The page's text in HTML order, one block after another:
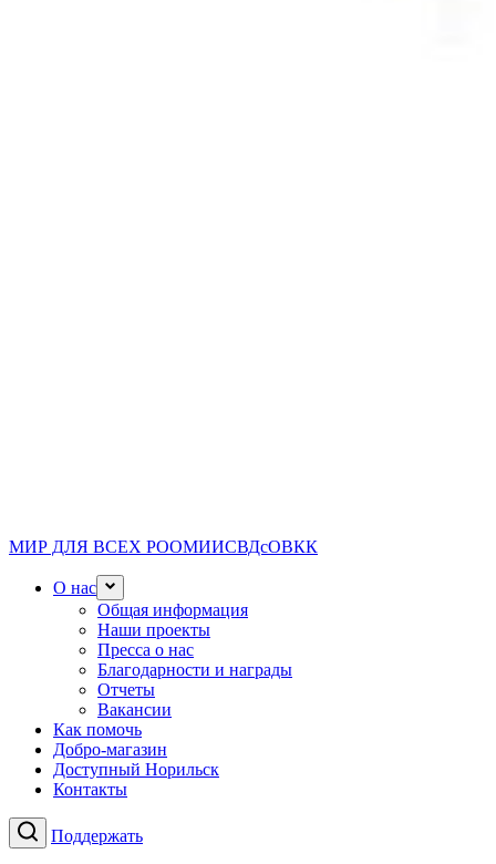
МИР ДЛЯ ВСЕХ РООМИИСВДсОВКК
О нас
Общая информация
Наши проекты
Пресса о нас
Благодарности и награды
Отчеты
Вакансии
Как помочь
Добро-магазин
Доступный Норильск
Контакты
Поддержать